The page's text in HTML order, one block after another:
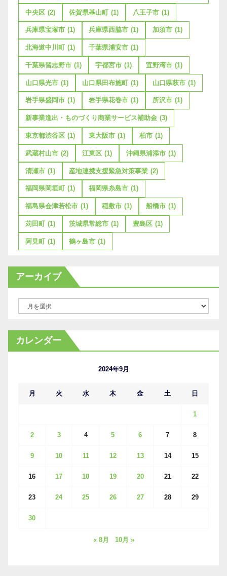
中央区 (2) 佐賀県基山町 (1) 八王子市 (1)
兵庫県宝塚市 (1) 兵庫県西脇市 (1) 加須市 (1)
北海道中川町 (1) 千葉県浦安市 (1)
千葉県習志野市 (1) 宇都宮市 (1) 宜野湾市 (1)
山口県光市 (1) 山口県田布施町 (1) 山口県萩市 (1)
岩手県盛岡市 (1) 岩手県花巻市 (1) 所沢市 (1)
新事業進出・ものづくり商業サービス補助金 (3)
東京都渋谷区 (1) 東大阪市 (1) 柏市 (1)
武蔵村山市 (2) 江東区 (1) 沖縄県浦添市 (1)
清瀬市 (1) 産地連携支援緊急対策事業 (2)
福岡県岡垣町 (1) 福岡県糸島市 (1)
福島県会津若松市 (1) 稲敷市 (1) 船橋市 (1)
苅田町 (1) 茨城県常総市 (1) 豊島区 (1)
阿見町 (1) 鶴ヶ島市 (1)
アーカイブ
カ
イ
カレンダー
2024年9月
月 火 水 木 金 土 日
1
2 3 4 5 6 7 8
9 10 11 12 13 14 15
16 17 18 19 20 21 22
23 24 25 26 27 28 29
30
« 8月 10月 »